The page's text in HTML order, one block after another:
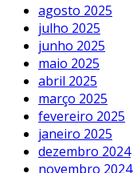
agosto 2025
julho 2025
junho 2025
maio 2025
abril 2025
março 2025
fevereiro 2025
janeiro 2025
dezembro 2024
novembro 2024